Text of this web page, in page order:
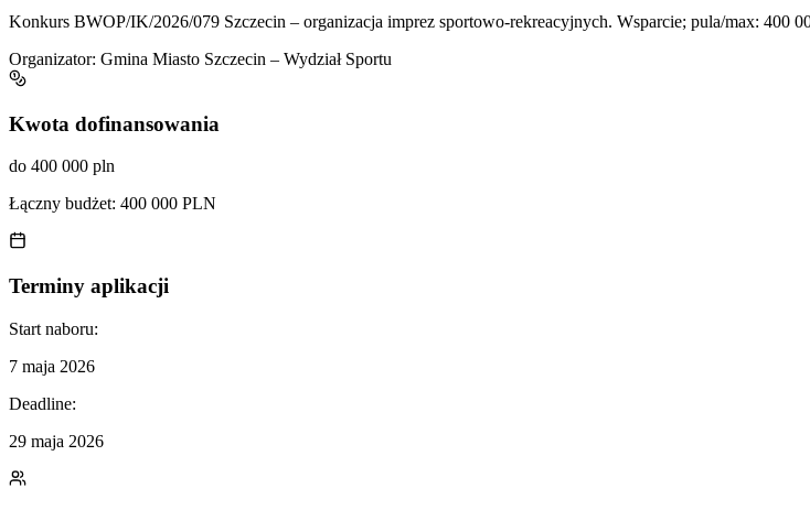
Konkurs BWOP/IK/2026/079 Szczecin – organizacja imprez sportowo-rekreacyjnych. Wsparcie; pula/max: 400
Organizator: Gmina Miasto Szczecin – Wydział Sportu
Kwota dofinansowania
do 400 000 pln
Łączny budżet: 400 000 PLN
Terminy aplikacji
Start naboru:
7 maja 2026
Deadline:
29 maja 2026